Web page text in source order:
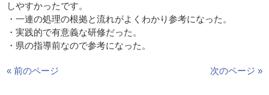
しやすかったです。
・一連の処理の根拠と流れがよくわかり参考になった。
・実践的で有意義な研修だった。
・県の指導前なので参考になった。
« 前のページ 次のページ »